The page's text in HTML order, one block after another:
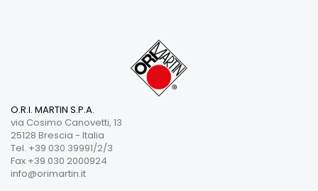
O.R.I. MARTIN S.P.A.
via Cosimo Canovetti, 13
25128 Brescia - Italia
Tel. +39 030 39991/2/3
Fax +39 030 2000924
info@orimartin.it